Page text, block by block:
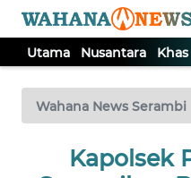
Utama Nusantara Khas
Wahana News Serambi
Kapolsek
TV
Tutup